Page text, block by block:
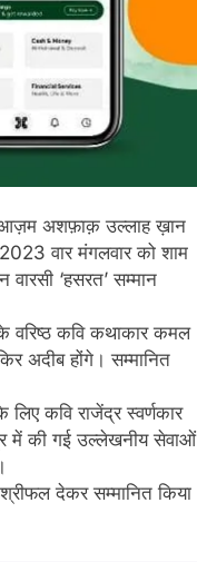
आज़म अशफ़ाक़ उल्लाह ख़ान
वार मंगलवार को शाम
‘हसरत’ सम्मान
वरिष्ठ कवि कथाकार कमल
अदीब होंगे। सम्मानित
कवि राजेंद्र स्वर्णकार
में की गई उल्लेखनीय सेवाओं
देकर सम्मानित किया